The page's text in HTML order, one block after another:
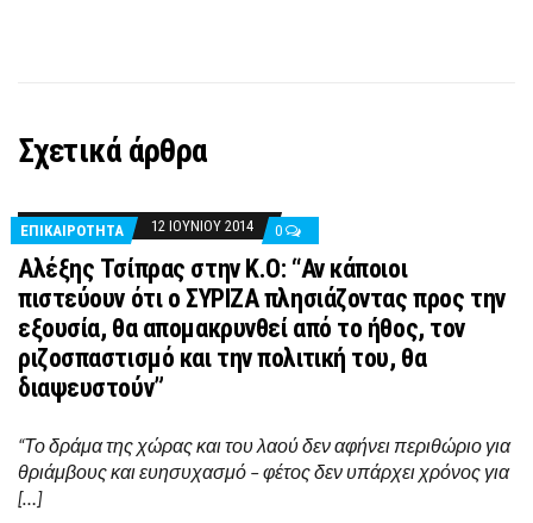
Σχετικά άρθρα
ΕΠΙΚΑΙΡΟΤΗΤΑ 12 ΙΟΥΝΊΟΥ 2014 0
Αλέξης Τσίπρας στην Κ.Ο: “Αν κάποιοι
πιστεύουν ότι ο ΣΥΡΙΖΑ πλησιάζοντας προς την
εξουσία, θα απομακρυνθεί από το ήθος, τον
ριζοσπαστισμό και την πολιτική του, θα
διαψευστούν”
“Το δράμα της χώρας και του λαού δεν αφήνει περιθώριο για
θριάμβους και ευησυχασμό – φέτος δεν υπάρχει χρόνος για
[…]